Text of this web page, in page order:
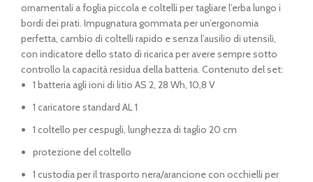
era:
€ 159,00.
è:
€ 149,00.
ornamentali a foglia piccola e coltelli per tagliare l’erba lungo i
bordi dei prati. Impugnatura gommata per un’ergonomia
perfetta, cambio di coltelli rapido e senza l’ausilio di utensili,
con indicatore dello stato di ricarica per avere sempre sotto
controllo la capacità residua della batteria. Contenuto del set:
1 batteria agli ioni di litio AS 2, 28 Wh, 10,8 V
1 caricatore standard AL 1
1 coltello per cespugli, lunghezza di taglio 20 cm
protezione del coltello
1 custodia per il trasporto nera/arancione con occhielli per